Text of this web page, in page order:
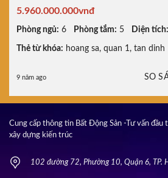
5.960.000.000vnđ
Phòng ngủ: 6 Phòng tắm: 5 Diện tích:
Thẻ từ khóa: hoang sa, quan 1 , tan dinh
9 năm ago SO
Cung cấp thông tin Bất Động Sản -Tư vấn đầu
xây dựng kiến trúc
102 đường 72, Phường 10, Quận 6, TP.